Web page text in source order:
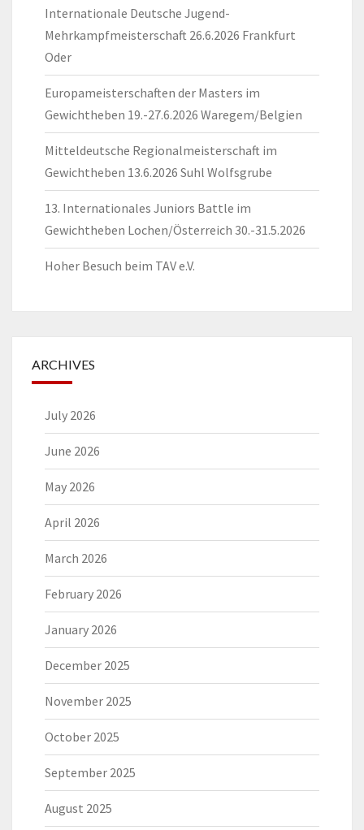
Internationale Deutsche Jugend-
Mehrkampfmeisterschaft 26.6.2026 Frankfurt
Oder
Europameisterschaften der Masters im
Gewichtheben 19.-27.6.2026 Waregem/Belgien
Mitteldeutsche Regionalmeisterschaft im
Gewichtheben 13.6.2026 Suhl Wolfsgrube
13. Internationales Juniors Battle im
Gewichtheben Lochen/Österreich 30.-31.5.2026
Hoher Besuch beim TAV e.V.
ARCHIVES
July 2026
June 2026
May 2026
April 2026
March 2026
February 2026
January 2026
December 2025
November 2025
October 2025
September 2025
August 2025